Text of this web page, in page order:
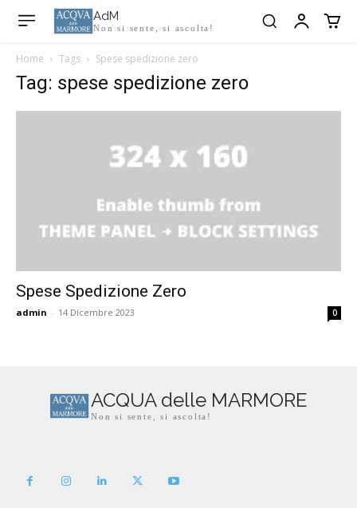
AdM
Non si sente, si ascolta!
Home Tags Spese spedizione zero
Tag: spese spedizione zero
Spese Spedizione Zero
admin - 14 Dicembre 2023 0
ACQUA delle MARMORE
Non si sente, si ascolta!